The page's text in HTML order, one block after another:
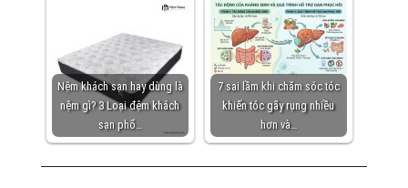
Nệm khách sạn hay dùng là
nệm gì? 3 Loại đệm khách
sạn phổ…
7 sai lầm khi chăm sóc tóc
khiến tóc gãy rụng nhiều
hơn và…